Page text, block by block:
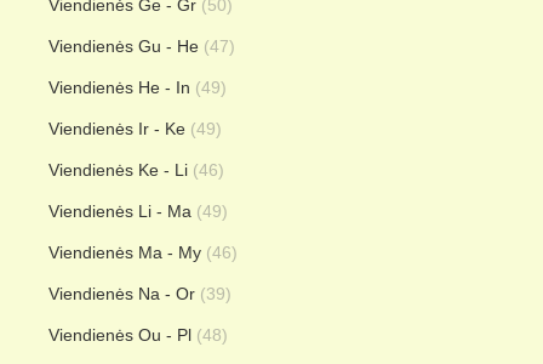
Viendienės Ge - Gr (50)
Viendienės Gu - He (47)
Viendienės He - In (49)
Viendienės Ir - Ke (49)
Viendienės Ke - Li (46)
Viendienės Li - Ma (49)
Viendienės Ma - My (46)
Viendienės Na - Or (39)
Viendienės Ou - Pl (48)